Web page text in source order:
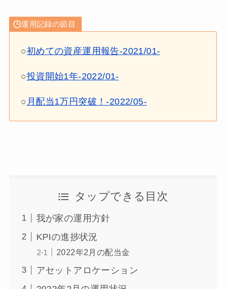
運用記録の節目
○初めての資産運用報告-2021/01-
○投資開始1年-2022/01-
○ 月配当1万円突破！-2022/05-
タップできる目次
我が家の運用方針
KPIの進捗状況
2022年2月の配当金
アセットアロケーション